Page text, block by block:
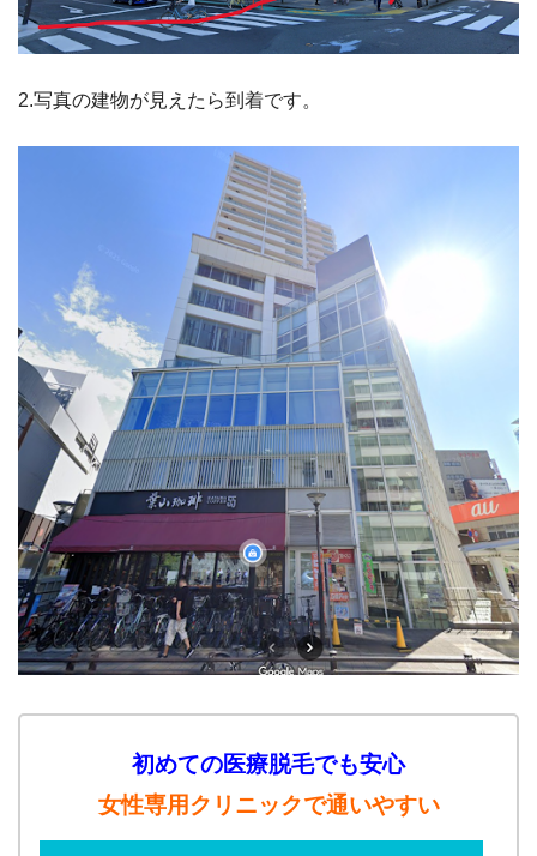
2.写真の建物が見えたら到着です。
初めての医療脱毛でも安心
女性専用クリニックで通いやすい